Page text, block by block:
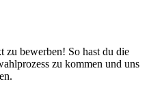
zu bewerben! So hast du die
zu kommen und uns